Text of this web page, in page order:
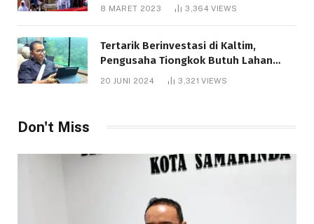
8 MARET 2023 3,364VIEWS
Tertarik Berinvestasi di Kaltim,
Pengusaha Tiongkok Butuh Lahan
1.000 Hektare
20 JUNI 2024 3,321VIEWS
Don't Miss